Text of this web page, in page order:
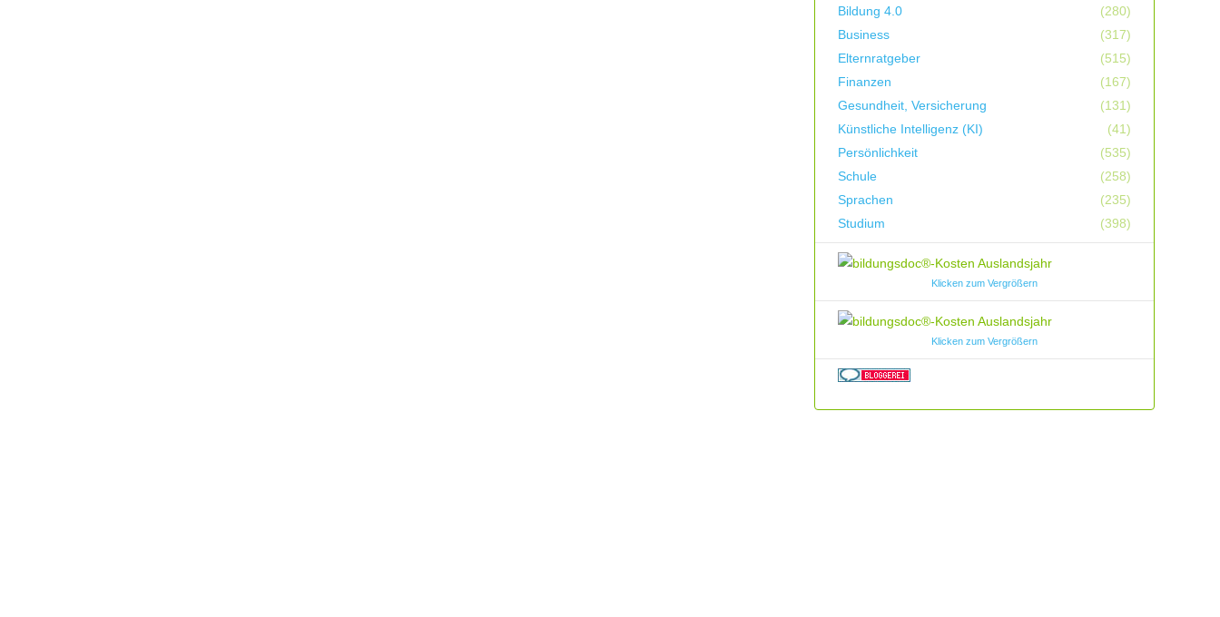
Bildung 4.0
(280)
Business
(317)
Elternratgeber
(515)
Finanzen
(167)
Gesundheit, Versicherung
(131)
Künstliche Intelligenz (KI)
(41)
Persönlichkeit
(535)
Schule
(258)
Sprachen
(235)
Studium
(398)
Klicken zum Vergrößern
Klicken zum Vergrößern